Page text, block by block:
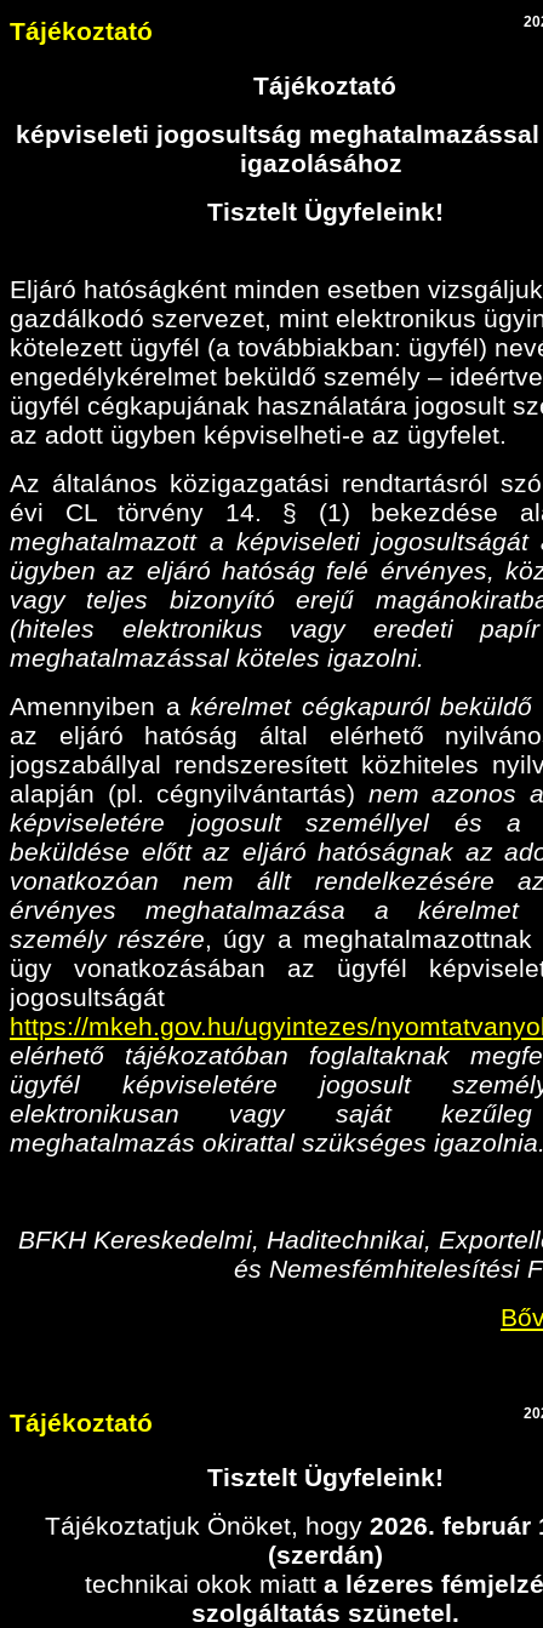
Tájékoztató
Tájékoztató
képviseleti jogosultság
igazolásához
Tisztelt Ügyfeleink!
Eljáró hatóságként minden esetben
gazdálkodó szervezet, mint elektronikus
kötelezett ügyfél (a továbbiakban: ügyfél)
engedélykérelmet beküldő személy –
ügyfél cégkapujának használatára jogosult
az adott ügyben képviselheti-e az ügyfelet.
Az általános közigazgatási rendtartásról
évi CL törvény 14. § (1) bekezdése
meghatalmazott a képviseleti jogosultságát
ügyben az eljáró hatóság felé érvényes,
vagy teljes bizonyító erejű
(hiteles elektronikus vagy eredeti
meghatalmazással köteles igazolni.
Amennyiben akérelmet cégkapuról beküldő
az eljáró hatóság által elérhető
jogszabállyal rendszeresített közhiteles
alapján (pl. cégnyilvántartás) nem azonos
képviseletére jogosult személlyel és a
beküldése előtt az eljáró hatóságnak az
vonatkozóan nem állt rendelkezésére
érvényes meghatalmazása
a kérelmet
személy részére, úgy a meghatalmazottnak
ügy vonatkozásában az ügyfél
https://mkeh.gov.hu/ugyintezes/
elérhető tájékozatóban foglaltaknak
ügyfél képviseletére jogosult
elektronikusan vagy saját
meghatalmazás okirattal szükséges
BFKH Kereskedelmi, Haditechnikai,
és Nemesfémhitelesítési
Tájékoztató
Tisztelt Ügyfeleink!
Tájékoztatjuk Önöket, hogy 2026. február
(szerdán)
technikai okok miatt a lézeres
szolgáltatás szünetel.